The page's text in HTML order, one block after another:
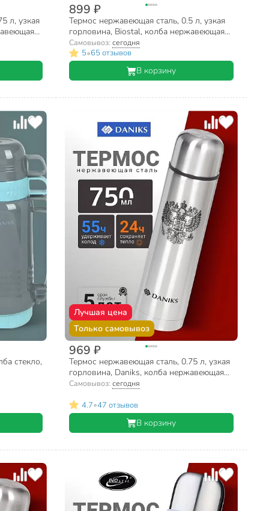
л, узкая
899 ₽
Термос нержавеющая сталь, 0.5 л, узкая
горловина, Biostal, колба нержавеющая
сталь, с чехлом, NВ-500В
Самовывоз:сегодня
5•65 отзывов
В корзину
стекло,
Лучшая цена
Только самовывоз
969 ₽
Термос нержавеющая сталь, 0.75 л, узкая
горловина, Daniks, колба нержавеющая
сталь, серебристый, SL-75Z
Самовывоз:сегодня
4.7•47 отзывов
В корзину